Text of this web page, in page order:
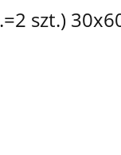
szt.)